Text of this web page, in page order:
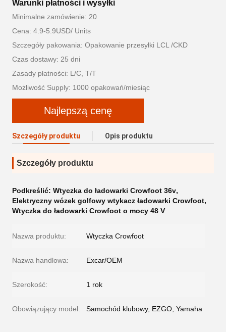
Warunki płatności i wysyłki
Minimalne zamówienie: 20
Cena: 4.9-5.9USD/ Units
Szczegóły pakowania: Opakowanie przesyłki LCL /CKD
Czas dostawy: 25 dni
Zasady płatności: L/C, T/T
Możliwość Supply: 1000 opakowań/miesiąc
Najlepszą cenę
Szczegóły produktu Opis produktu
Szczegóły produktu
Podkreślić: Wtyczka do ładowarki Crowfoot 36v,
Elektryczny wózek golfowy wtykacz ładowarki Crowfoot,
Wtyczka do ładowarki Crowfoot o mocy 48 V
Nazwa produktu: Wtyczka Crowfoot
Nazwa handlowa: Excar/OEM
Szerokość: 1 rok
Obowiązujący model: Samochód klubowy, EZGO, Yamaha